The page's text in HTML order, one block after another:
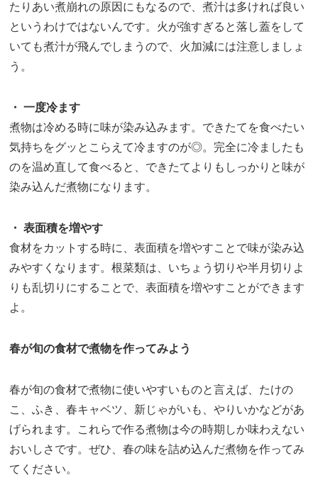
たりあい煮崩れの原因にもなるので、煮汁は多ければ良い
というわけではないんです。火が強すぎると落し蓋をして
いても煮汁が飛んでしまうので、火加減には注意しましょ
う。
・ 一度冷ます
煮物は冷める時に味が染み込みます。できたてを食べたい
気持ちをグッとこらえて冷ますのが◎。完全に冷ましたも
のを温め直して食べると、できたてよりもしっかりと味が
染み込んだ煮物になります。
・ 表面積を増やす
食材をカットする時に、表面積を増やすことで味が染み込
みやすくなります。根菜類は、いちょう切りや半月切りよ
りも乱切りにすることで、表面積を増やすことができます
よ。
春が旬の食材で煮物を作ってみよう
春が旬の食材で煮物に使いやすいものと言えば、たけの
こ、ふき、春キャベツ、新じゃがいも、やりいかなどがあ
げられます。これらで作る煮物は今の時期しか味わえない
おいしさです。ぜひ、春の味を詰め込んだ煮物を作ってみ
てください。